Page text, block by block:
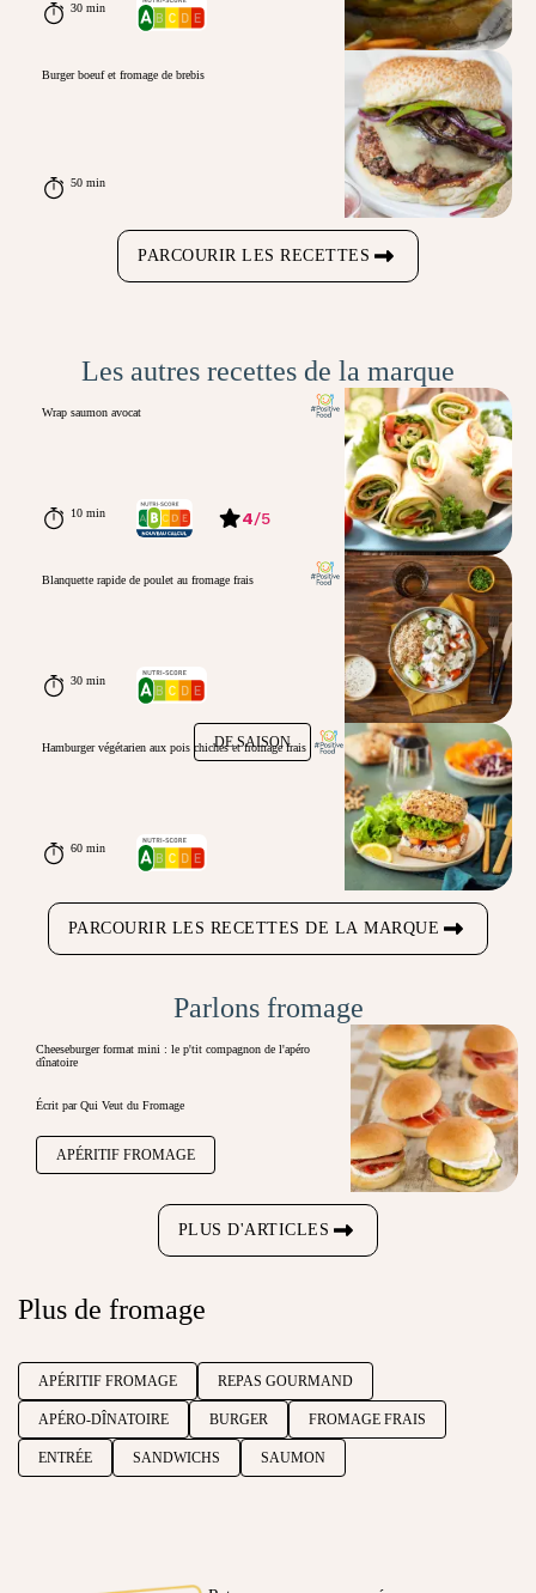
30 min
Burger boeuf et fromage de brebis
50 min
PARCOURIR LES RECETTES
Les autres recettes de la marque
Wrap saumon avocat
10 min 4/5
Blanquette rapide de poulet au fromage frais
30 min
DE SAISON
Hamburger végétarien aux pois chiches et fromage frais
60 min
PARCOURIR LES RECETTES DE LA MARQUE
Parlons fromage
Cheeseburger format mini : le p'tit compagnon de l'apéro
dînatoire
Écrit par Qui Veut du Fromage
APÉRITIF FROMAGE
PLUS D'ARTICLES
Plus de fromage
APÉRITIF FROMAGE REPAS GOURMAND
APÉRO-DÎNATOIRE BURGER FROMAGE FRAIS
ENTRÉE SANDWICHS SAUMON